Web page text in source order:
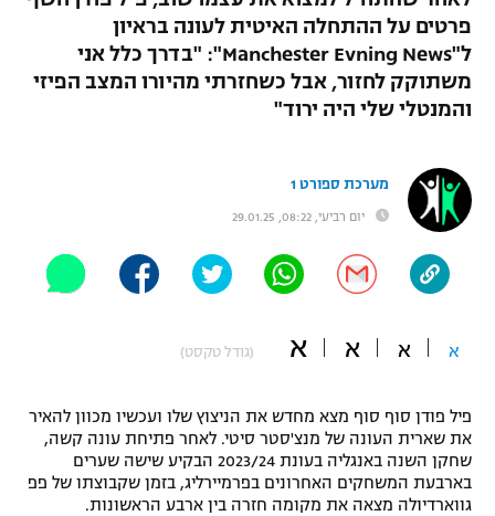
לוח שידורים
ברחבה
"מעל הליגה" – פודקאסט
"מחצית בשכונה" – פודקאסט
תקנון עבור פעילות אלקטרה
תקנון עבור פעילות ספורט 1 – "מרלן"
טניס
גיימינג E-Sports
הפועל חיפה
הפועל באר שבע
בני יהודה
ליגה סינית
ליגה ברזילאית
ג'ודו
אגרוף
ספורט אולימפי
היאבקות WWE
אופניים
פוטבול אמריקאי NFL
בייסבול MLB
פרטים על ההתחלה האיטית לעונה בראיון
ל"Manchester Evning News": "בדרך כלל אני
משתוקק לחזור, אבל כשחזרתי מהיורו המצב הפיזי
והמנטלי שלי היה ירוד"
מערכת ספורט 1
יום רביעי, 08:22, 29.01.25
א א א א (גודל טקסט)
פיל פודן סוף סוף מצא מחדש את הניצוץ שלו ועכשיו מכוון להאיר
את שארית העונה של מנצ'סטר סיטי. לאחר פתיחת עונה קשה,
שחקן השנה באנגליה בעונת 2023/24 הבקיע שישה שערים
בארבעת המשחקים האחרונים בפרמיירליג, בזמן שקבוצתו של פפ
גווארדיולה מצאה את מקומה חזרה בין ארבע הראשונות.